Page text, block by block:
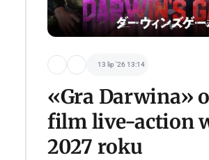
13 lip '26 13:14
«Gra Darwina»
film live-action
2027 roku